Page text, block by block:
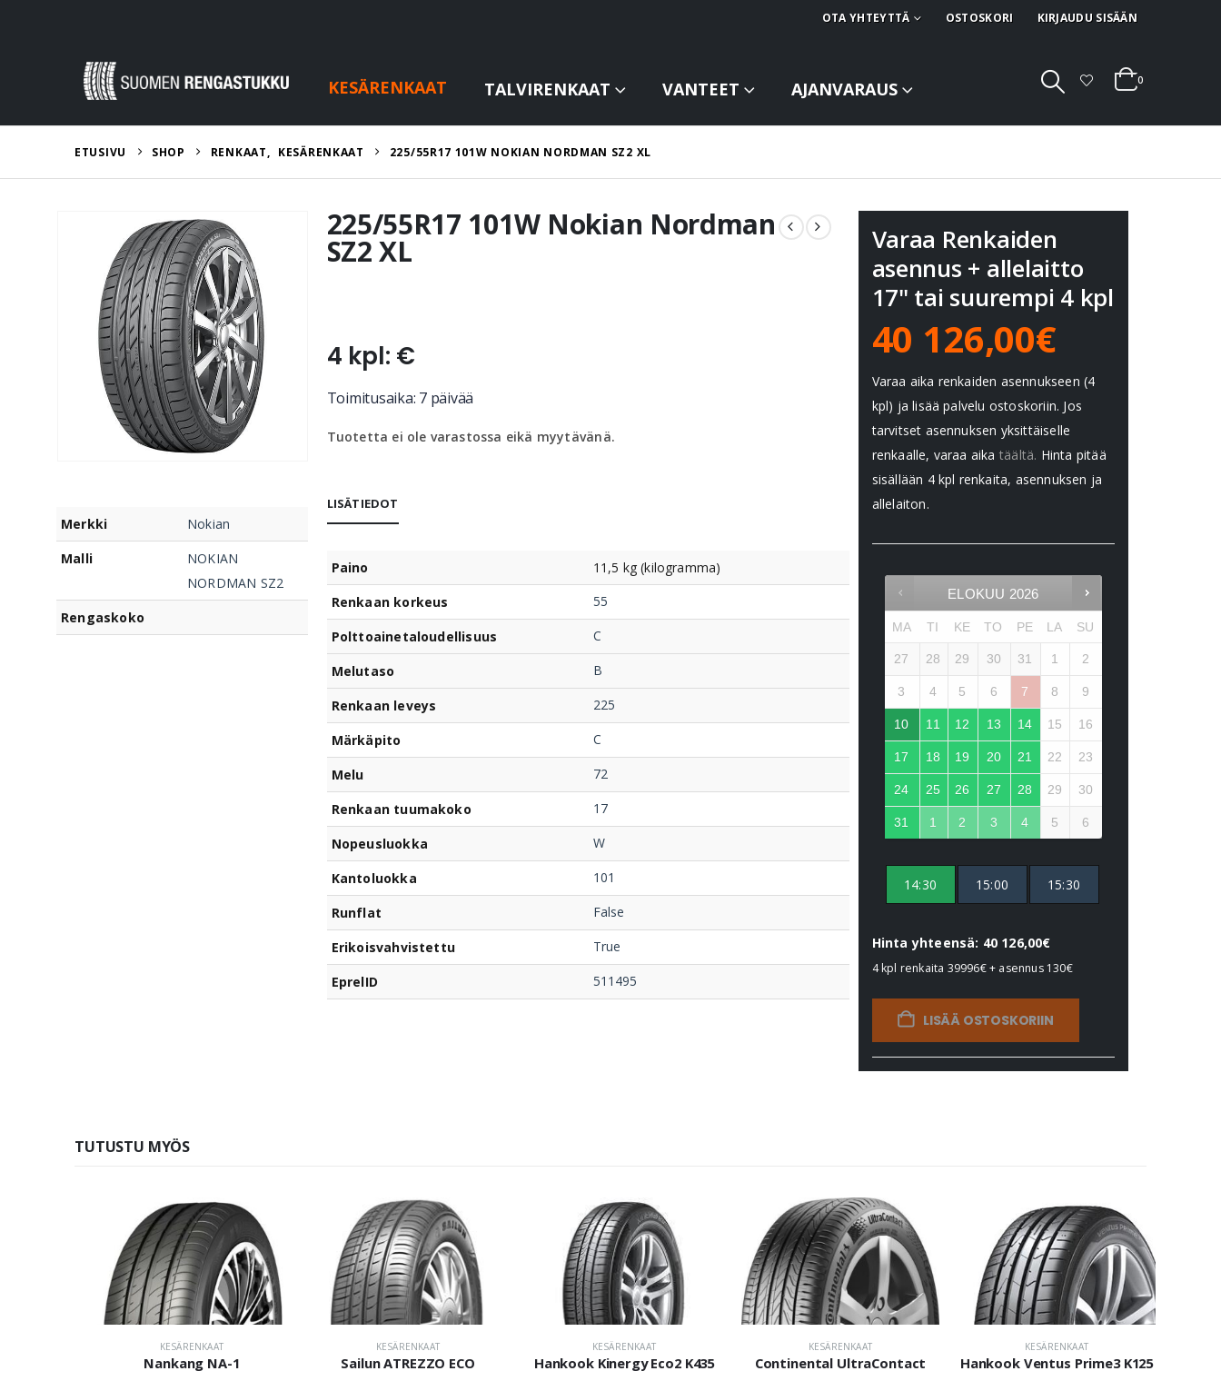
OTA YHTEYTTÄ OSTOSKORI KIRJAUDU SISÄÄN
KESÄRENKAAT TALVIRENKAAT VANTEET AJANVARAUS 0
ETUSIVU SHOP RENKAAT, KESÄRENKAAT 225/55R17 101W NOKIAN NORDMAN SZ2 XL
Merkki
Nokian
Malli
NOKIAN
NORDMAN SZ2
Rengaskoko
225/55R17 101W Nokian Nordman
SZ2 XL
4 kpl: €
Toimitusaika: 7 päivää
Tuotetta ei ole varastossa eikä myytävänä.
LISÄTIEDOT
Paino
11,5 kg (kilogramma)
Renkaan korkeus
55
Polttoainetaloudellisuus C
Melutaso B
Renkaan leveys 225
Märkäpito C
Melu 72
Renkaan tuumakoko 17
Nopeusluokka W
Kantoluokka 101
Runflat False
Erikoisvahvistettu True
EprelID 511495
Varaa Renkaiden
asennus + allelaitto
17" tai suurempi 4 kpl
40 126,00€
Varaa aika renkaiden asennukseen (4
kpl) ja lisää palvelu ostoskoriin. Jos
tarvitset asennuksen yksittäiselle
renkaalle, varaa aika täältä. Hinta pitää
sisällään 4 kpl renkaita, asennuksen ja
allelaiton.
ELOKUU 2026
MA TI KE TO PE LA SU
27 28 29 30 31 1 2
3 4 5 6 7 8 9
10 11 12 13 14 15 16
17 18 19 20 21 22 23
24 25 26 27 28 29 30
31 1 2 3 4 5 6
14:30 15:00 15:30
Hinta yhteensä: 40 126,00€
4 kpl renkaita 39996€+ asennus 130€
LISÄÄ OSTOSKORIIN
TUTUSTU MYÖS
KESÄRENKAAT
Nankang NA-1
KESÄRENKAAT
Sailun ATREZZO ECO
KESÄRENKAAT
Hankook Kinergy Eco2 K435
KESÄRENKAAT
Continental UltraContact
KESÄRENKAAT
Hankook Ventus Prime3 K125